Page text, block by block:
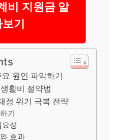
비 지원금 알
보기
원인 파악하기
활비 절약법
정 위기 극복 전략
기
성
효과